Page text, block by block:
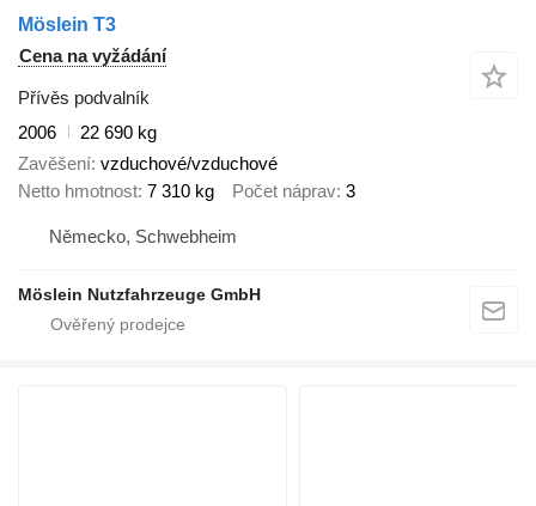
Möslein T3
Cena na vyžádání
Přívěs podvalník
2006
22 690 kg
Zavěšení vzduchové/vzduchové
Netto hmotnost 7 310 kg Počet náprav 3
Německo, Schwebheim
Möslein Nutzfahrzeuge GmbH